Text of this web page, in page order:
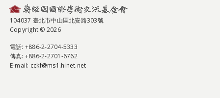
104037 臺北市中山區北安路303號
Copyright © 2026
電話: +886-2-2704-5333
傳真: +886-2-2701-6762
E-mail: cckf@ms1.hinet.net